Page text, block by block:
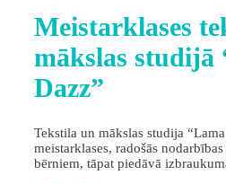
Meistarklases
mākslas studijā
Dazz”
Tekstila un mākslas studija
meistarklases, radošās
bērniem, tāpat piedāvā